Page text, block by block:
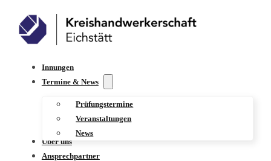
Innungen
Termine & News
Prüfungstermine
Veranstaltungen
News
Über uns
Ansprechpartner